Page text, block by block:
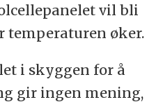
vil bli
øker.
i skyggen for å
gir ingen mening,